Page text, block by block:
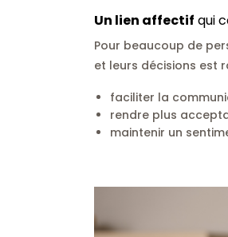
Un lien affectif qui
Pour beaucoup de
et leurs décisions est
faciliter la
rendre plus
maintenir un